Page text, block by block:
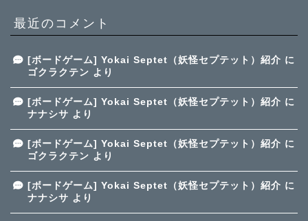
最近のコメント
[ボードゲーム] Yokai Septet（妖怪セプテット）紹介 に
ゴクラクテン より
[ボードゲーム] Yokai Septet（妖怪セプテット）紹介 に
ナナシサ より
[ボードゲーム] Yokai Septet（妖怪セプテット）紹介 に
ゴクラクテン より
[ボードゲーム] Yokai Septet（妖怪セプテット）紹介 に
ナナシサ より